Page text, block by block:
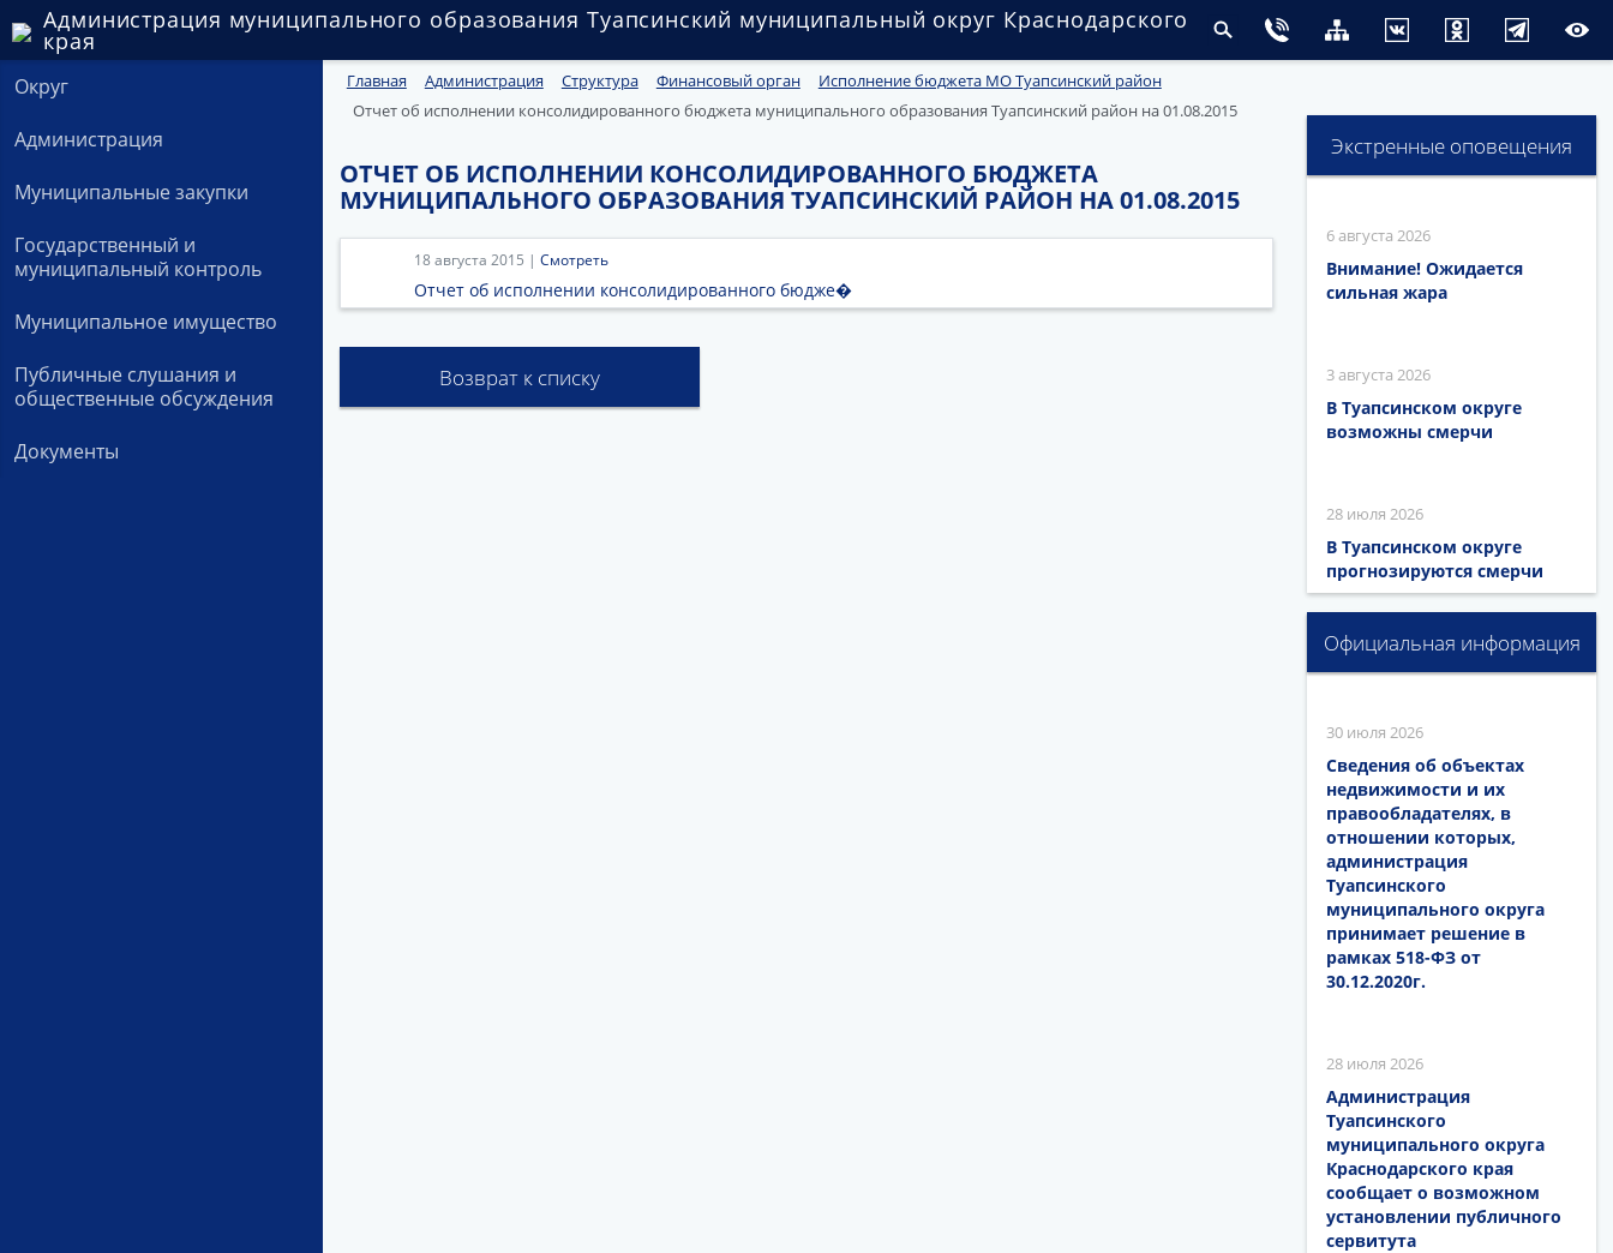
Администрация муниципального образования Туапсинский муниципальный округ Краснодарского
края
Округ
Администрация
Муниципальные закупки
Государственный и
муниципальный контроль
Муниципальное имущество
Публичные слушания и
общественные обсуждения
Документы
Главная Администрация Структура Финансовый орган
Исполнение бюджета МО Туапсинский район
Отчет об исполнении консолидированного бюджета муниципального образования Туапсинский район на 01.08.2015
ОТЧЕТ ОБ ИСПОЛНЕНИИ КОНСОЛИДИРОВАННОГО БЮДЖЕТА
МУНИЦИПАЛЬНОГО ОБРАЗОВАНИЯ ТУАПСИНСКИЙ РАЙОН НА 01.08.2015
18 августа 2015 | Смотреть
Отчет об исполнении консолидированного бюдже�
Возврат к списку
Экстренные оповещения
6 августа 2026
Внимание! Ожидается
сильная жара
3 августа 2026
В Туапсинском округе
возможны смерчи
28 июля 2026
В Туапсинском округе
прогнозируются смерчи
Официальная информация
30 июля 2026
Сведения об объектах
недвижимости и их
правообладателях, в
отношении которых,
администрация
Туапсинского
муниципального округа
принимает решение в
рамках 518-ФЗ от
30.12.2020г.
28 июля 2026
Администрация
Туапсинского
муниципального округа
Краснодарского края
сообщает о возможном
установлении публичного
сервитута